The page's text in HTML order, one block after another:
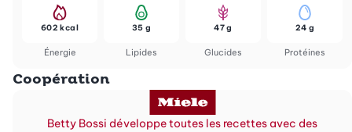
Énergie
602 kcal
Lipides
35 g
Glucides
47 g
Protéines
24 g
Coopération
Betty Bossi développe toutes les recettes avec des